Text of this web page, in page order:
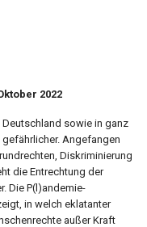
2022
sowie in ganz
Angefangen
Diskriminierung
die Entrechtung der
Die P(l)andemie-
in welch eklatanter
außer Kraft